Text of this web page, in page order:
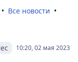
Все новости
10:20, 02 мая 2023